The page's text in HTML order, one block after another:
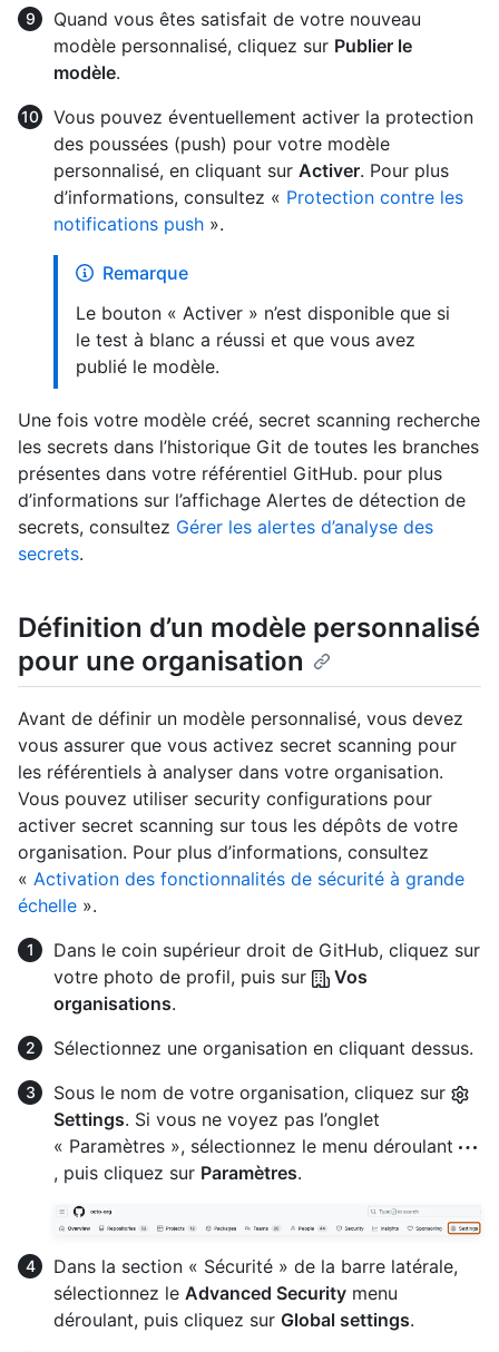
Quand vous êtes satisfait de votre nouveau
modèle personnalisé, cliquez sur Publier le
modèle.
Vous pouvez éventuellement activer la protection
des poussées (push) pour votre modèle
personnalisé, en cliquant sur Activer. Pour plus
d’informations, consultez « Protection contre les
notifications push ».
Remarque
Le bouton « Activer » n’est disponible que si
le test à blanc a réussi et que vous avez
publié le modèle.
Une fois votre modèle créé, secret scanning recherche
les secrets dans l’historique Git de toutes les branches
présentes dans votre référentiel GitHub. pour plus
d’informations sur l’affichage Alertes de détection de
secrets, consultez Gérer les alertes d’analyse des
secrets.
Définition d’un modèle personnalisé
pour une organisation
Avant de définir un modèle personnalisé, vous devez
vous assurer que vous activez secret scanning pour
les référentiels à analyser dans votre organisation.
Vous pouvez utiliser security configurations pour
activer secret scanning sur tous les dépôts de votre
organisation. Pour plus d’informations, consultez
« Activation des fonctionnalités de sécurité à grande
échelle ».
Dans le coin supérieur droit de GitHub, cliquez sur
votre photo de profil, puis sur
Vos
organisations.
Sélectionnez une organisation en cliquant dessus.
Sous le nom de votre organisation, cliquez sur
Settings. Si vous ne voyez pas l’onglet
« Paramètres », sélectionnez le menu déroulant
, puis cliquez sur Paramètres.
Dans la section « Sécurité » de la barre latérale,
sélectionnez le Advanced Security menu
déroulant, puis cliquez sur Global settings.